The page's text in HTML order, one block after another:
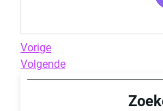
Previous
Post
Vorige
Next
Post
Volgende